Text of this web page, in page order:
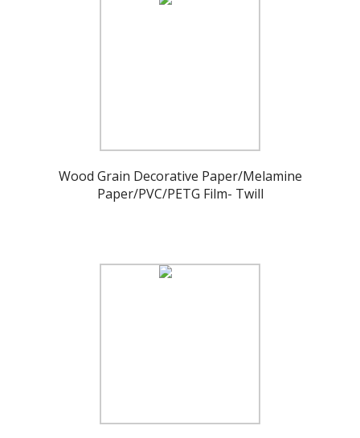
Wood Grain Decorative Paper/Melamine
Paper/PVC/PETG Film- Twill